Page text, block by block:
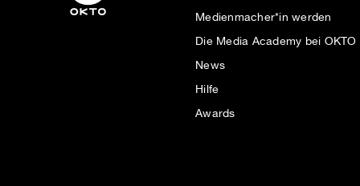
Medienmacher*in werden
Die Media Academy bei OKTO
News
Hilfe
Awards